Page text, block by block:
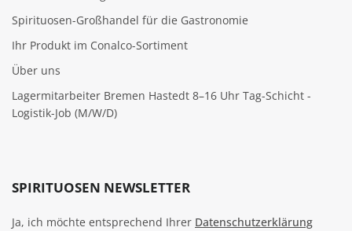
Spirituosen-Großhandel für die Gastronomie
Ihr Produkt im Conalco-Sortiment
Über uns
Lagermitarbeiter Bremen Hastedt 8–16 Uhr Tag-Schicht -
Logistik-Job (M/W/D)
SPIRITUOSEN NEWSLETTER
Ja, ich möchte entsprechend Ihrer Datenschutzerklärung